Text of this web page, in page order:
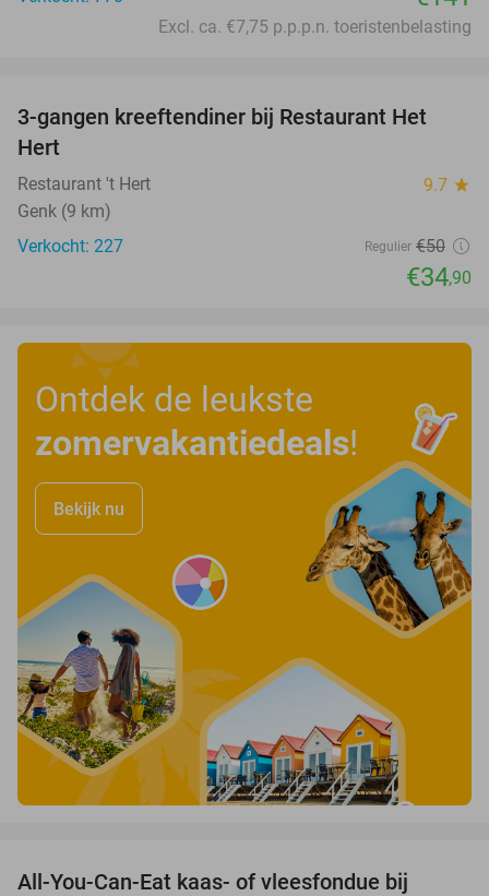
Excl. ca. €7,75 p.p.p.n. toeristenbelasting
30%
3-gangen kreeftendiner bij Restaurant Het
Hert
Restaurant 't Hert 9.7 star
Genk (9 km)
Verkocht: 227
Regulier €50
€34,90
Ontdek de leukste
zomervakantiedeals!
Bekijk nu
All-You-Can-Eat kaas- of vleesfondue bij